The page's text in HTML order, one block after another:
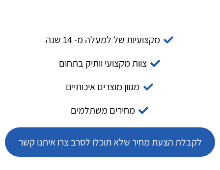
מקצועיות של למעלה מ- 14 שנה
צוות מקצועי וותיק בתחום
מגוון מוצרים איכותיים
מחירים משתלמים
לקבלת הצעת מחיר שלא תוכלו לסרב צרו איתנו קשר